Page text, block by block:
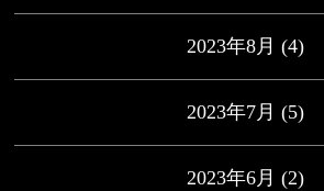
2023年8月 (4)
2023年7月 (5)
2023年6月 (2)